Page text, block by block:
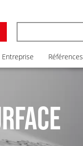
Entreprise Références